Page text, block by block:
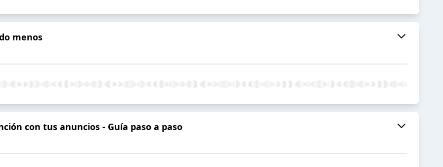
menos
con tus anuncios - Guía paso a paso